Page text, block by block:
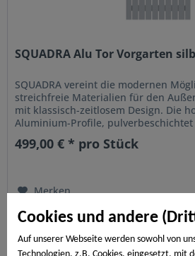
Cookies und andere
Auf unserer Webseite werden sowohl von
SQUADRA Alu Tor Vorgarten
SQUADRA vereint die modernen
streichfreie Materialien für den
mit klassisch-zeitlosem Design. Die
Aluminium-Profile,
Anthrazit, sind...
499,00 € * pro Stück
Merken